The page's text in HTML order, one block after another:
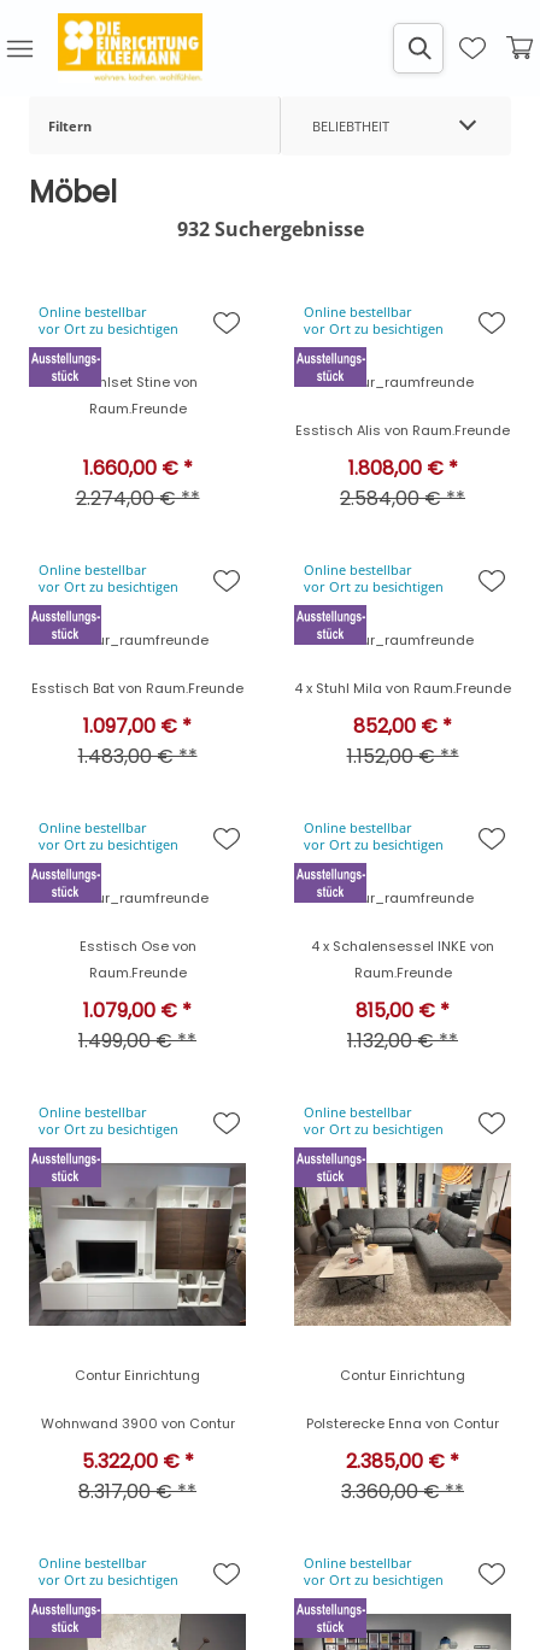
Filtern BELIEBTHEIT
Möbel
932 Suchergebnisse
Online bestellbar
vor Ort zu besichtigen
Stuhlset Stine von
Raum.Freunde
1.660,00 € *
2.274,00 € **
Online bestellbar
vor Ort zu besichtigen
contur_raumfreunde
Esstisch Alis von Raum.Freunde
1.808,00 € *
2.584,00 € **
Online bestellbar
vor Ort zu besichtigen
contur_raumfreunde
Esstisch Bat von Raum.Freunde
1.097,00 € *
1.483,00 € **
Online bestellbar
vor Ort zu besichtigen
contur_raumfreunde
4 x Stuhl Mila von Raum.Freunde
852,00 € *
1.152,00 € **
Online bestellbar
vor Ort zu besichtigen
contur_raumfreunde
Esstisch Ose von
Raum.Freunde
1.079,00 € *
1.499,00 € **
Online bestellbar
vor Ort zu besichtigen
contur_raumfreunde
4 x Schalensessel INKE von
Raum.Freunde
815,00 € *
1.132,00 € **
Online bestellbar
vor Ort zu besichtigen
Contur Einrichtung
Wohnwand 3900 von Contur
5.322,00 € *
8.317,00 € **
Online bestellbar
vor Ort zu besichtigen
Contur Einrichtung
Polsterecke Enna von Contur
2.385,00 € *
3.360,00 € **
Online bestellbar
vor Ort zu besichtigen
Online bestellbar
vor Ort zu besichtigen